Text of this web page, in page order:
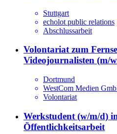
Stuttgart
echolot public relations
Abschlussarbeit
Volontariat zum
Videojournalisten (m/
Dortmund
WestCom Medien
Volontariat
Werkstudent (w/m/d)
Öffentlichkeitsarbeit